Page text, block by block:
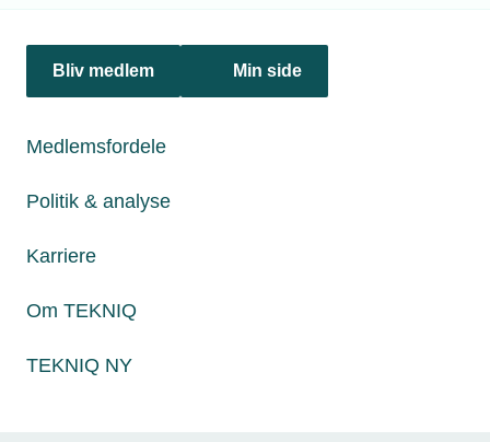
Bliv medlem Min side
Medlemsfordele
Politik & analyse
Karriere
Om TEKNIQ
TEKNIQ NY
I november knækkede kurven, og inflationen faldt markant,
viser nye tal fra Danmarks Statistik. Det er dog for tidligt at
ånde lettet op, lyder det fra TEKNIQ Arbejdsgiverne.